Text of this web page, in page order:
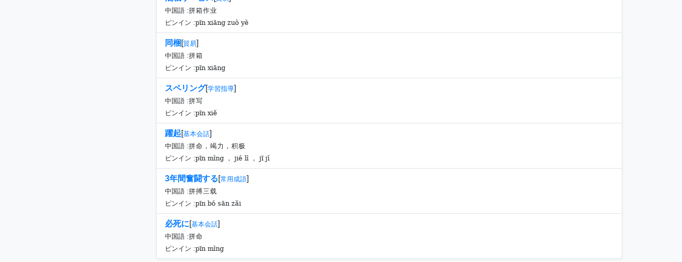
中国語 :拼箱作业
ピンイン :pīn xiāng zuò yè
同梱 [貿易]
中国語 :拼箱
ピンイン :pīn xiāng
スペリング[学習指導]
中国語 :拼写
ピンイン :pīn xiě
躍起[基本会話]
中国語 :拼命，竭力，积极
ピンイン :pīn mìng ， jié lì ， jī jí
3年間奮闘する[常用成語]
中国語 :拼搏三载
ピンイン :pīn bó sān zǎi
必死に[基本会話]
中国語 :拼命
ピンイン :pīn mìng